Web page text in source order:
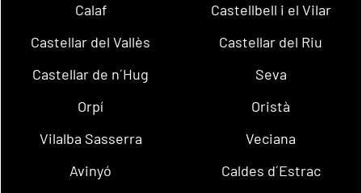
Calaf
Castellbell i el Vilar
Castellar del Vallès
Castellar del Riu
Castellar de n´Hug
Seva
Orpí
Oristà
Vilalba Sasserra
Veciana
Avinyó
Caldes d´Estrac